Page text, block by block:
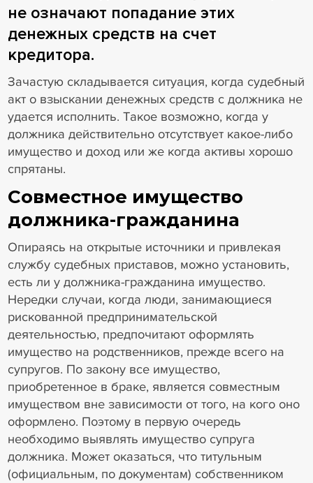
не означают попадание этих
денежных средств на счет
кредитора.
Зачастую складывается ситуация, когда судебный
акт о взыскании денежных средств с должника не
удается исполнить. Такое возможно, когда у
должника действительно отсутствует какое-либо
имущество и доход или же когда активы хорошо
спрятаны.
Совместное имущество
должника-гражданина
Опираясь на открытые источники и привлекая
службу судебных приставов, можно установить,
есть ли у должника-гражданина имущество.
Нередки случаи, когда люди, занимающиеся
рискованной предпринимательской
деятельностью, предпочитают оформлять
имущество на родственников, прежде всего на
супругов. По закону все имущество,
приобретенное в браке, является совместным
имуществом вне зависимости от того, на кого оно
оформлено. Поэтому в первую очередь
необходимо выявлять имущество супруга
должника. Может оказаться, что титульным
(официальным, по документам) собственником